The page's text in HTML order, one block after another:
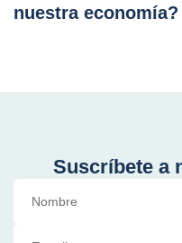
nuestra economía?
Suscríbete a